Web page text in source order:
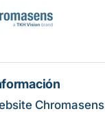
Chromasens